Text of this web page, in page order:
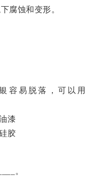
腐蚀和变形。
容易脱落，可以用
漆
。